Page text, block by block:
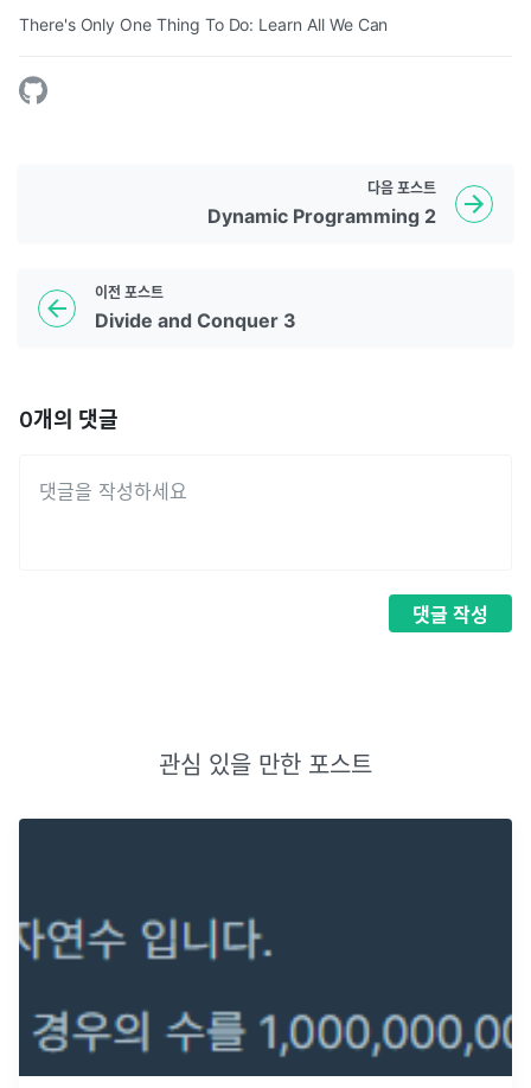
There's Only One Thing To Do: Learn All We Can
이전 포스트
Divide and Conquer 3
다음 포스트
Dynamic Programming 2
0개의 댓글
댓글 작성
관심 있을 만한 포스트